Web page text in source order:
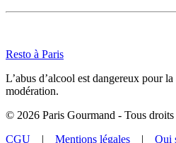
Resto à Paris
L’abus d’alcool est dangereux pour
modération.
© 2026 Paris Gourmand - Tous droits
CGU | Mentions légales | Qui